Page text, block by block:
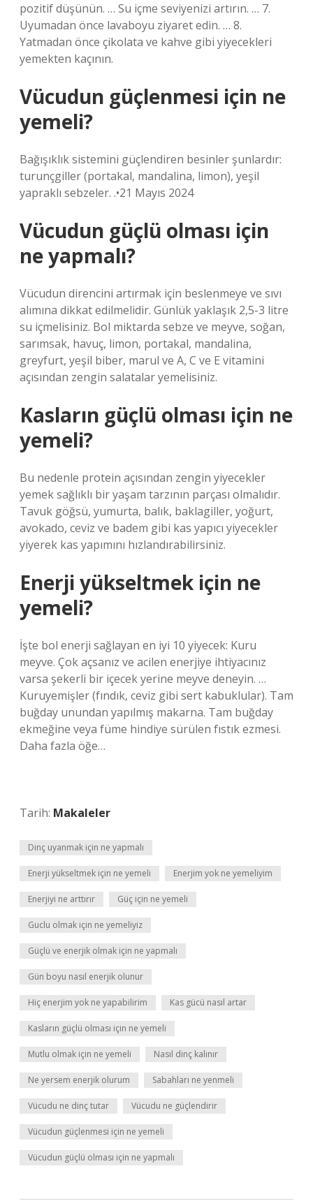
pozitif düşünün. … Su içme seviyenizi artırın. … 7.
Uyumadan önce lavaboyu ziyaret edin. … 8.
Yatmadan önce çikolata ve kahve gibi yiyecekleri
yemekten kaçının.
Vücudun güçlenmesi için ne
yemeli?
Bağışıklık sistemini güçlendiren besinler şunlardır:
turunçgiller (portakal, mandalina, limon), yeşil
yapraklı sebzeler. .•21 Mayıs 2024
Vücudun güçlü olması için
ne yapmalı?
Vücudun direncini artırmak için beslenmeye ve sıvı
alımına dikkat edilmelidir. Günlük yaklaşık 2,5-3 litre
su içmelisiniz. Bol miktarda sebze ve meyve, soğan,
sarımsak, havuç, limon, portakal, mandalina,
greyfurt, yeşil biber, marul ve A, C ve E vitamini
açısından zengin salatalar yemelisiniz.
Kasların güçlü olması için ne
yemeli?
Bu nedenle protein açısından zengin yiyecekler
yemek sağlıklı bir yaşam tarzının parçası olmalıdır.
Tavuk göğsü, yumurta, balık, baklagiller, yoğurt,
avokado, ceviz ve badem gibi kas yapıcı yiyecekler
yiyerek kas yapımını hızlandırabilirsiniz.
Enerji yükseltmek için ne
yemeli?
İşte bol enerji sağlayan en iyi 10 yiyecek: Kuru
meyve. Çok açsanız ve acilen enerjiye ihtiyacınız
varsa şekerli bir içecek yerine meyve deneyin. …
Kuruyemişler (fındık, ceviz gibi sert kabuklular). Tam
buğday unundan yapılmış makarna. Tam buğday
ekmeğine veya füme hindiye sürülen fıstık ezmesi.
Daha fazla öğe…
Tarih: Makaleler
Dinç uyanmak için ne yapmalı
Enerji yükseltmek için ne yemeli Enerjim yok ne yemeliyim
Enerjiyi ne arttırır Güç için ne yemeli
Guclu olmak için ne yemeliyiz
Güçlü ve enerjik olmak için ne yapmalı
Gün boyu nasıl enerjik olunur
Hiç enerjim yok ne yapabilirim Kas gücü nasıl artar
Kasların güçlü olması için ne yemeli
Mutlu olmak için ne yemeli Nasıl dinç kalınır
Ne yersem enerjik olurum Sabahları ne yenmeli
Vücudu ne dinç tutar Vücudu ne güçlendirir
Vücudun güçlenmesi için ne yemeli
Vücudun güçlü olması için ne yapmalı